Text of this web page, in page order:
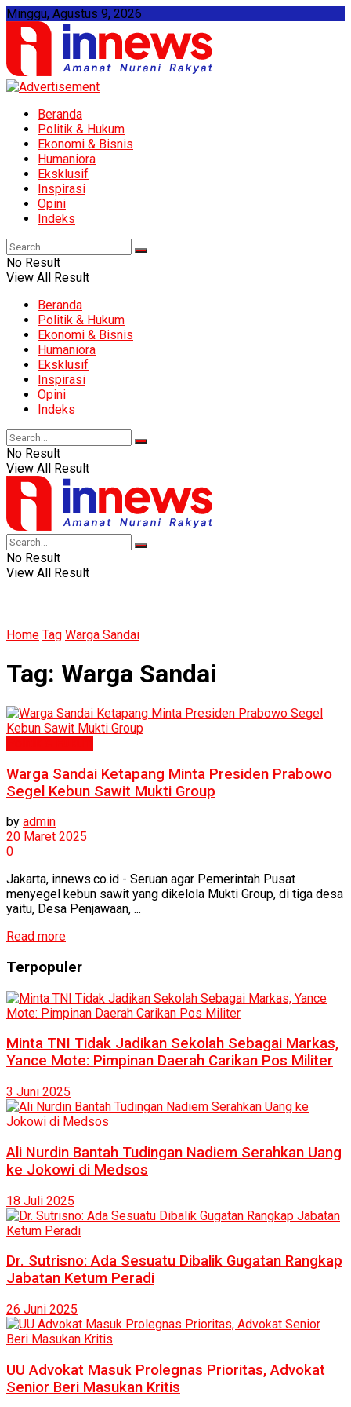
Minggu, Agustus 9, 2026
Beranda
Politik & Hukum
Ekonomi & Bisnis
Humaniora
Eksklusif
Inspirasi
Opini
Indeks
No Result
View All Result
Beranda
Politik & Hukum
Ekonomi & Bisnis
Humaniora
Eksklusif
Inspirasi
Opini
Indeks
No Result
View All Result
No Result
View All Result
Home Tag Warga Sandai
Tag: Warga Sandai
Warga Sandai Ketapang Minta Presiden Prabowo
Segel Kebun Sawit Mukti Group
by admin
20 Maret 2025
0
Jakarta, innews.co.id - Seruan agar Pemerintah Pusat
menyegel kebun sawit yang dikelola Mukti Group, di tiga desa
yaitu, Desa Penjawaan, ...
Read more
Terpopuler
Minta TNI Tidak Jadikan Sekolah Sebagai Markas,
Yance Mote: Pimpinan Daerah Carikan Pos Militer
3 Juni 2025
Ali Nurdin Bantah Tudingan Nadiem Serahkan Uang
ke Jokowi di Medsos
18 Juli 2025
Dr. Sutrisno: Ada Sesuatu Dibalik Gugatan Rangkap
Jabatan Ketum Peradi
26 Juni 2025
UU Advokat Masuk Prolegnas Prioritas, Advokat
Senior Beri Masukan Kritis